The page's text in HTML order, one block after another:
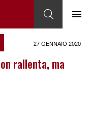
27 GENNAIO 2020
rallenta, ma